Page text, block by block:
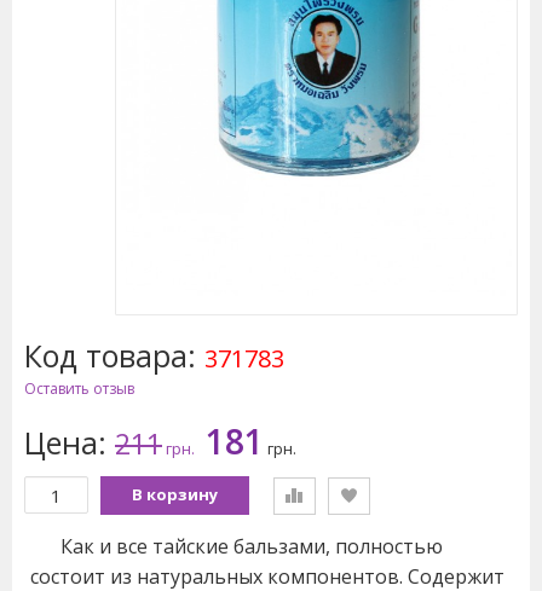
Код товара: 371783
Оставить отзыв
Цена: 211грн. 181 грн.
В корзину
Как и все тайские бальзами, полностью
состоит из натуральных компонентов. Содержит